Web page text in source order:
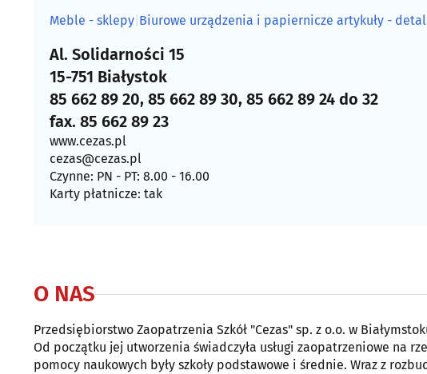
Meble - sklepy Biurowe urządzenia i papiernicze artykuły - detal
Al. Solidarności 15
15-751 Białystok
85 662 89 20, 85 662 89 30, 85 662 89 24 do 32
fax. 85 662 89 23
www.cezas.pl
cezas@cezas.pl
Czynne: PN - PT: 8.00 - 16.00
Karty płatnicze: tak
O NAS
Przedsiębiorstwo Zaopatrzenia Szkół "Cezas" sp. z o.o. w
Od początku jej utworzenia świadczyła usługi zaopatrzeniowe na
pomocy naukowych były szkoły podstawowe i średnie. Wraz z